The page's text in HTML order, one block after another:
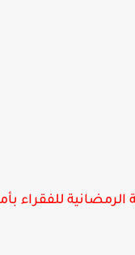
للفقراء